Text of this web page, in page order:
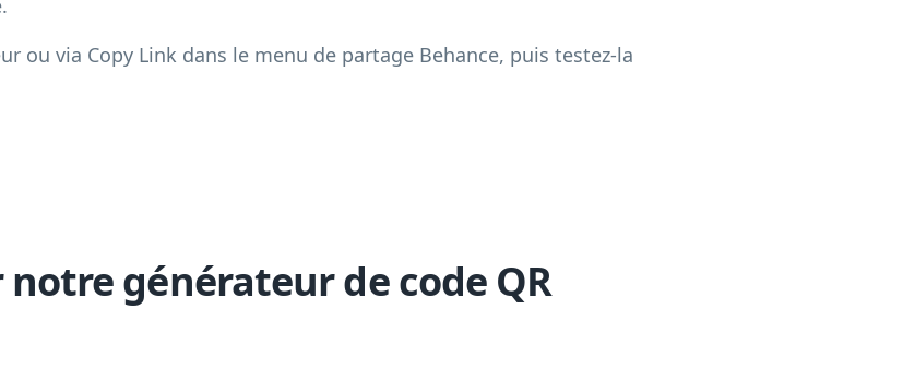
ou via Copy Link dans le menu de partage Behance, puis testez-la
générateur de code QR